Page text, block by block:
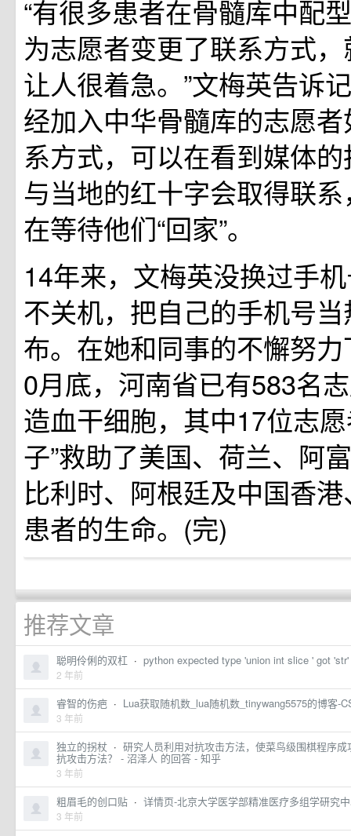
“有很多患者在骨髓库中配
为志愿者变更了联系方式
让人很着急。”文梅英告诉
经加入中华骨髓库的志愿
系方式，可以在看到媒体
与当地的红十字会取得联
在等待他们“回家”。
14年来，文梅英没换过手
不关机，把自己的手机号
布。在她和同事的不懈努
0月底，河南省已有583名
造血干细胞，其中17位志
子”救助了美国、荷兰、阿
比利时、阿根廷及中国香
患者的生命。(完)
推荐文章
聪明伶俐的双杠 · python expected type 'union int slice ' got
2 年前
睿智的伤疤 · Lua获取随机数_lua随机数_tinywang5575的博客-
3 年前
独立的拐杖 · 研究人员利用对抗攻击方法，使菜鸟级围棋程序
抗攻击方法？ - 沼泽人 的回答 - 知乎
3 年前
粗眉毛的创口贴 · 详情页-北京大学医学部精准医疗多组学研究
3 年前